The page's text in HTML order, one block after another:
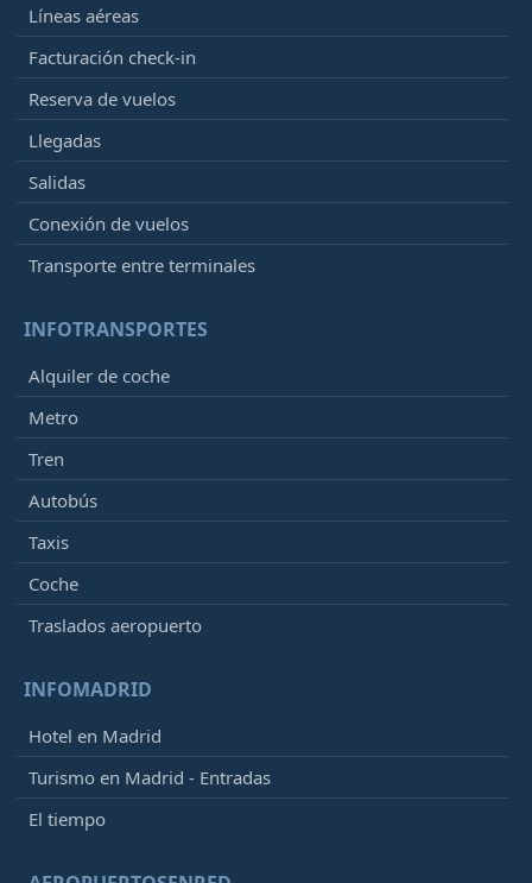
Líneas aéreas
Facturación check-in
Reserva de vuelos
Llegadas
Salidas
Conexión de vuelos
Transporte entre terminales
INFOTRANSPORTES
Alquiler de coche
Metro
Tren
Autobús
Taxis
Coche
Traslados aeropuerto
INFOMADRID
Hotel en Madrid
Turismo en Madrid - Entradas
El tiempo